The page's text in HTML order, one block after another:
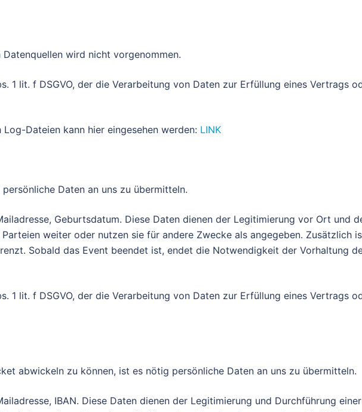
wird nicht vorgenommen.
1 lit. f DSGVO, der die Verarbeitung von Daten zur Erfüllung eines Vertrags
Dateien kann hier eingesehen werden: LINK
Daten an uns zu übermitteln.
Geburtsdatum. Diese Daten dienen der Legitimierung vor Ort und
weiter oder nutzen sie für andere Zwecke als angegeben. Zusätzlich
Sobald das Event beendet ist, endet die Notwendigkeit der Vorhaltung
1 lit. f DSGVO, der die Verarbeitung von Daten zur Erfüllung eines Vertrags
abwickeln zu können, ist es nötig persönliche Daten an uns zu übermitteln.
IBAN. Diese Daten dienen der Legitimierung und Durchführung